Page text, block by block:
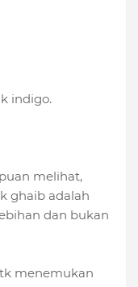
indigo.
melihat,
ghaib adalah
dan bukan
menemukan